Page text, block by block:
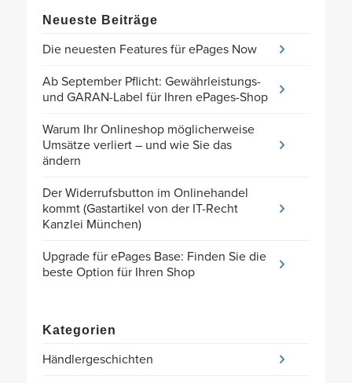
Neueste Beiträge
Die neuesten Features für ePages Now
Ab September Pflicht: Gewährleistungs-
und GARAN-Label für Ihren ePages-Shop
Warum Ihr Onlineshop möglicherweise
Umsätze verliert – und wie Sie das
ändern
Der Widerrufsbutton im Onlinehandel
kommt (Gastartikel von der IT-Recht
Kanzlei München)
Upgrade für ePages Base: Finden Sie die
beste Option für Ihren Shop
Kategorien
Händlergeschichten